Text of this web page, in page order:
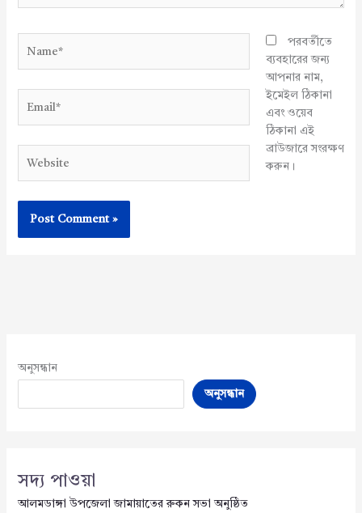
পরবর্তীতে
ব্যবহারের জন্য
আপনার নাম,
ইমেইল ঠিকানা
এবং ওয়েব
ঠিকানা এই
ব্রাউজারে সংরক্ষণ
করুন।
অনুসন্ধান
অনুসন্ধান
সদ্য পাওয়া
আলমডাঙ্গা উপজেলা জামায়াতের রুকন সভা অনুষ্ঠিত